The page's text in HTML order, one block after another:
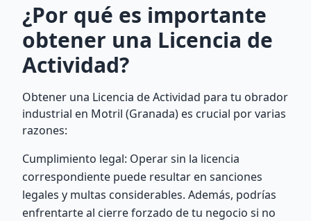
¿Por qué es importante
obtener una Licencia de
Actividad?
Obtener una Licencia de Actividad para tu obrador
industrial en Motril (Granada) es crucial por varias
razones:
Cumplimiento legal: Operar sin la licencia
correspondiente puede resultar en sanciones
legales y multas considerables. Además, podrías
enfrentarte al cierre forzado de tu negocio si no